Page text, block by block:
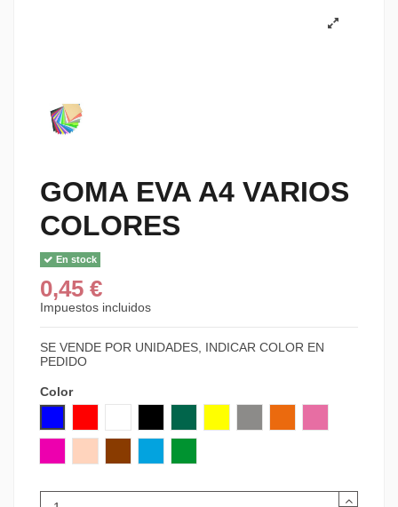
GOMA EVA A4 VARIOS
COLORES
En stock
0,45 €
Impuestos incluidos
SE VENDE POR UNIDADES, INDICAR COLOR EN
PEDIDO
Color